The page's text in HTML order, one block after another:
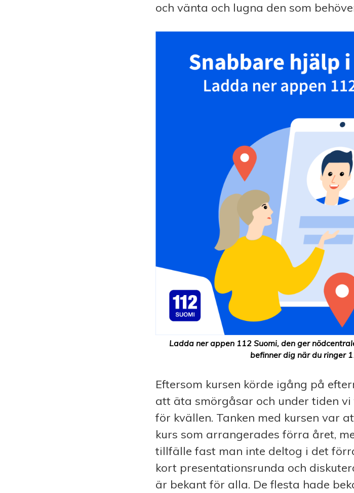
och vänta och lugna den som
Ladda ner appen 112 Suomi, den ger
befinner dig när du ringer
Eftersom kursen körde igång på
att äta smörgåsar och under tiden
för kvällen. Tanken med kursen var
kurs som arrangerades förra året,
tillfälle fast man inte deltog i det
kort presentationsrunda och
är bekant för alla. De flesta hade